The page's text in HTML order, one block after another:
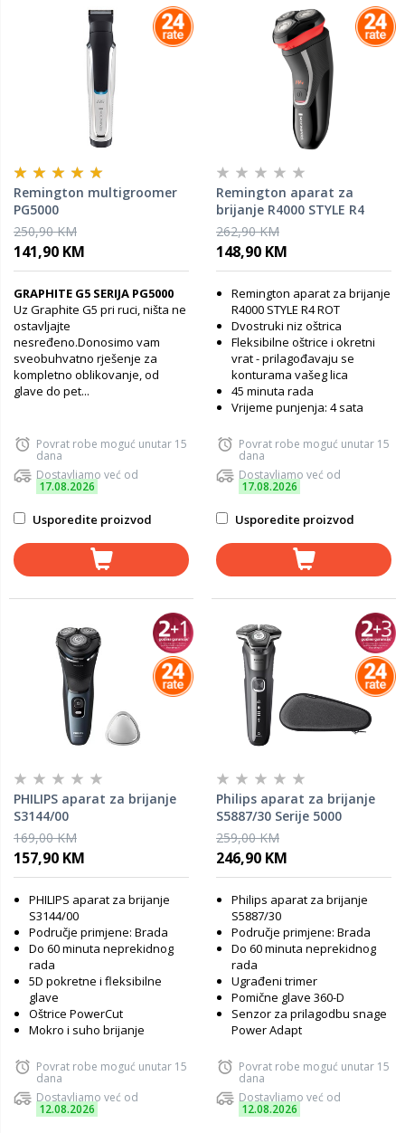
Remington multigroomer
PG5000
250,90 KM
141,90 KM
GRAPHITE G5 SERIJA PG5000
Uz Graphite G5 pri ruci, ništa ne
ostavljajte
nesređeno.Donosimo vam
sveobuhvatno rješenje za
kompletno oblikovanje, od
glave do pet...
Povrat robe moguć unutar 15
dana
Dostavljamo već od
17.08.2026
Usporedite proizvod
Remington aparat za
brijanje R4000 STYLE R4
ROT
262,90 KM
148,90 KM
Remington aparat za brijanje
R4000 STYLE R4 ROT
Dvostruki niz oštrica
Fleksibilne oštrice i okretni
vrat - prilagođavaju se
konturama vašeg lica
45 minuta rada
Vrijeme punjenja: 4 sata
Povrat robe moguć unutar 15
dana
Dostavljamo već od
17.08.2026
Usporedite proizvod
PHILIPS aparat za brijanje
S3144/00
169,00 KM
157,90 KM
PHILIPS aparat za brijanje
S3144/00
Područje primjene: Brada
Do 60 minuta neprekidnog
rada
5D pokretne i fleksibilne
glave
Oštrice PowerCut
Mokro i suho brijanje
Povrat robe moguć unutar 15
dana
Dostavljamo već od
12.08.2026
Philips aparat za brijanje
S5887/30 Serije 5000
259,00 KM
246,90 KM
Philips aparat za brijanje
S5887/30
Područje primjene: Brada
Do 60 minuta neprekidnog
rada
Ugrađeni trimer
Pomične glave 360-D
Senzor za prilagodbu snage
Power Adapt
Povrat robe moguć unutar 15
dana
Dostavljamo već od
12.08.2026